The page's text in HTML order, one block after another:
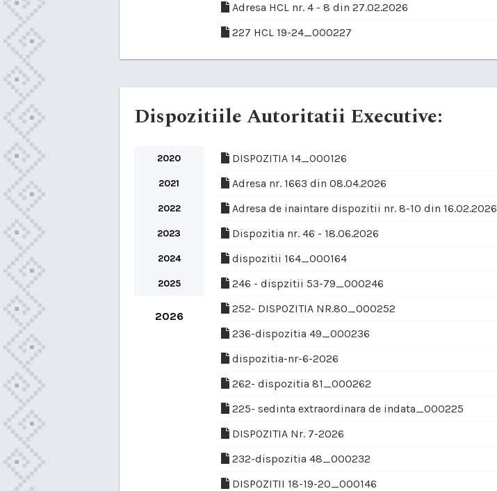
Adresa HCL nr. 4 - 8 din 27.02.2026
227 HCL 19-24_000227
Dispozitiile Autoritatii Executive:
2020
2021
2022
2023
2024
2025
2026
DISPOZITIA 14_000126
Adresa nr. 1663 din 08.04.2026
Adresa de inaintare dispozitii nr. 8-10 din 16.02.2026
Dispozitia nr. 46 - 18.06.2026
dispozitii 164_000164
246 - dispzitii 53-79_000246
252- DISPOZITIA NR.80_000252
236-dispozitia 49_000236
dispozitia-nr-6-2026
262- dispozitia 81_000262
225- sedinta extraordinara de indata_000225
DISPOZITIA Nr. 7-2026
232-dispozitia 48_000232
DISPOZITII 18-19-20_000146